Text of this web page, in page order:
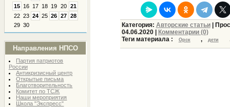
15 16 17 18 19 20 21
22 23 24 25 26 27 28
29 30
Направления НПСО
Партия патриотов
России
Антикризисный центр
Открытые письма
Благотворительность
Комитет по ТСЖ
Наши мероприятия
Школа "Экспресс"
Категория: Авторские статьи|
04.06.2020|
Комментарии (0)
Теги материала :
Орск , дети